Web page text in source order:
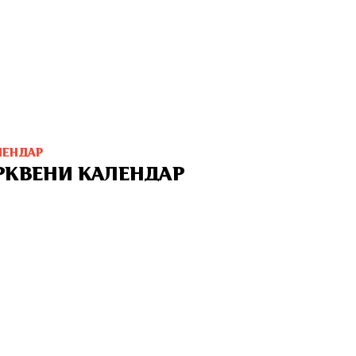
КАЛЕНДАР